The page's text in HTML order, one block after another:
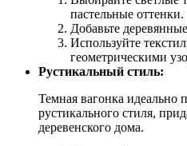
пастельные оттенки.
Добавьте
Используйте
геометрическими
Рустикальный стиль:
Темная вагонка идеально
рустикального стиля,
деревенского дома.